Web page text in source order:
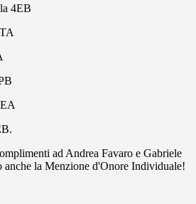
4EB
ad Andrea Favaro e Gabriele
anche la Menzione d'Onore Individuale!